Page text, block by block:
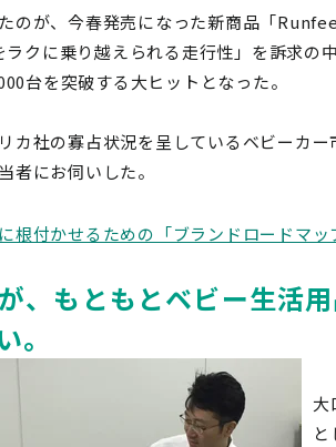
のが、今春発売になった新商品「
クに乗り越えられる走行性」を訴求の
台を突破する大ヒットとなった。
カ社の寡占状況を呈しているベビーカ
者にお伺いした。
根付かせるための「ブランドロードマ
、もともとベビー生活
。
大